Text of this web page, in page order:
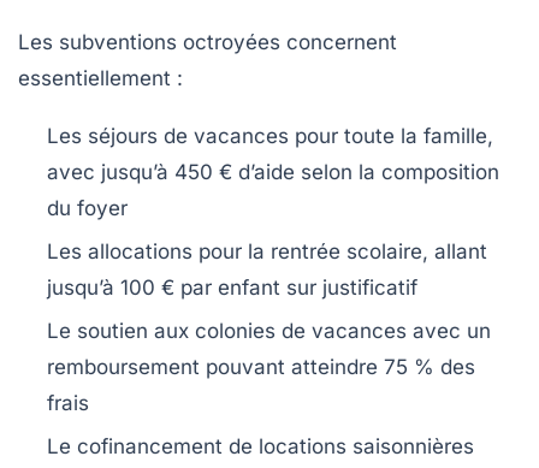
Les subventions octroyées concernent
essentiellement :
Les séjours de vacances pour toute la famille,
avec jusqu’à 450 € d’aide selon la composition
du foyer
Les allocations pour la rentrée scolaire, allant
jusqu’à 100 € par enfant sur justificatif
Le soutien aux colonies de vacances avec un
remboursement pouvant atteindre 75 % des
frais
Le cofinancement de locations saisonnières